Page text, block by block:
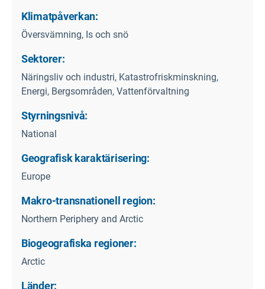
Klimatpåverkan:
Översvämning, Is och snö
Sektorer:
Näringsliv och industri, Katastrofriskminskning,
Energi, Bergsområden, Vattenförvaltning
Styrningsnivå:
National
Geografisk karaktärisering:
Europe
Makro-transnationell region:
Northern Periphery and Arctic
Biogeografiska regioner:
Arctic
Länder: